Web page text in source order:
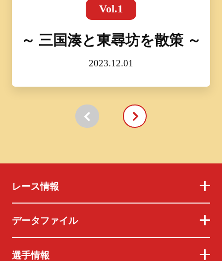
Vol.1
～ 三国湊と東尋坊を散策 ～
2023.12.01
レース情報
データファイル
選手情報